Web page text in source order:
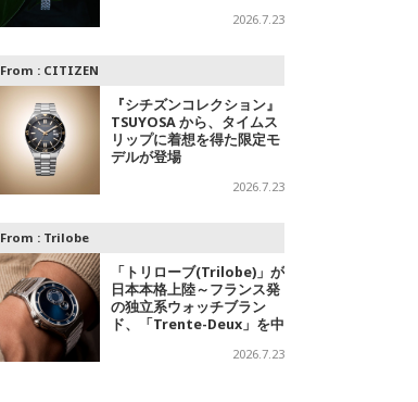
2026.7.23
From : CITIZEN
『シチズンコレクション』
TSUYOSA から、タイムス
リップに着想を得た限定モ
デルが登場
2026.7.23
From : Trilobe
「トリローブ(Trilobe)」が
日本本格上陸～フランス発
の独立系ウォッチブラン
ド、「Trente-Deux」を中
2026.7.23